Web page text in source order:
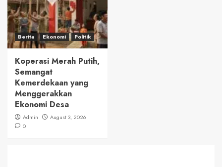
Berita Ekonomi Politik
Koperasi Merah Putih,
Semangat
Kemerdekaan yang
Menggerakkan
Ekonomi Desa
Admin
August 3, 2026
0